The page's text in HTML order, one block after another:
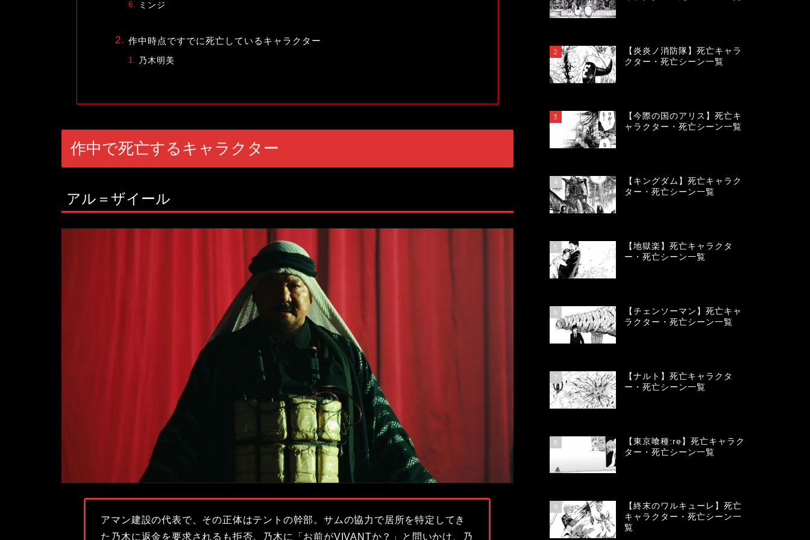
ミンジ
作中時点ですでに死亡しているキャラクター
乃木明美
作中で死亡するキャラクター
アル＝ザイール
アマン建設の代表で、その正体はテントの幹部。サムの協力で居所を特定してき
た乃木に返金を要求されるも拒否。乃木に「お前がVIVANTか？」と問いかけ、乃
2
【炎炎ノ消防隊】死亡キャラ
クター・死亡シーン一覧
3
【今際の国のアリス】死亡キ
ャラクター・死亡シーン一覧
4
【キングダム】死亡キャラク
ター・死亡シーン一覧
5
【地獄楽】死亡キャラクタ
ー・死亡シーン一覧
6
【チェンソーマン】死亡キャ
ラクター・死亡シーン一覧
7
【ナルト】死亡キャラクタ
ー・死亡シーン一覧
8
【東京喰種:re】死亡キャラク
ター・死亡シーン一覧
9
【終末のワルキューレ】死亡
キャラクター・死亡シーン一
覧